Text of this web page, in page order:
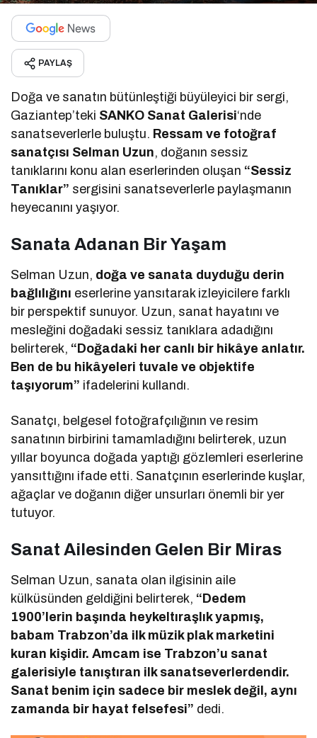
PAYLAŞ
Doğa ve sanatın bütünleştiği büyüleyici bir sergi,
Gaziantep’teki SANKO Sanat Galerisi‘nde
sanatseverlerle buluştu. Ressam ve fotoğraf
sanatçısı Selman Uzun, doğanın sessiz
tanıklarını konu alan eserlerinden oluşan “Sessiz
Tanıklar” sergisini sanatseverlerle paylaşmanın
heyecanını yaşıyor.
Sanata Adanan Bir Yaşam
Selman Uzun, doğa ve sanata duyduğu derin
bağlılığını eserlerine yansıtarak izleyicilere farklı
bir perspektif sunuyor. Uzun, sanat hayatını ve
mesleğini doğadaki sessiz tanıklara adadığını
belirterek, “Doğadaki her canlı bir hikâye anlatır.
Ben de bu hikâyeleri tuvale ve objektife
taşıyorum” ifadelerini kullandı.
Sanatçı, belgesel fotoğrafçılığının ve resim
sanatının birbirini tamamladığını belirterek, uzun
yıllar boyunca doğada yaptığı gözlemleri eserlerine
yansıttığını ifade etti. Sanatçının eserlerinde kuşlar,
ağaçlar ve doğanın diğer unsurları önemli bir yer
tutuyor.
Sanat Ailesinden Gelen Bir Miras
Selman Uzun, sanata olan ilgisinin aile
külküsünden geldiğini belirterek, “Dedem
1900’lerin başında heykeltıraşlık yapmış,
babam Trabzon’da ilk müzik plak marketini
kuran kişidir. Amcam ise Trabzon’u sanat
galerisiyle tanıştıran ilk sanatseverlerdendir.
Sanat benim için sadece bir meslek değil, aynı
zamanda bir hayat felsefesi” dedi.